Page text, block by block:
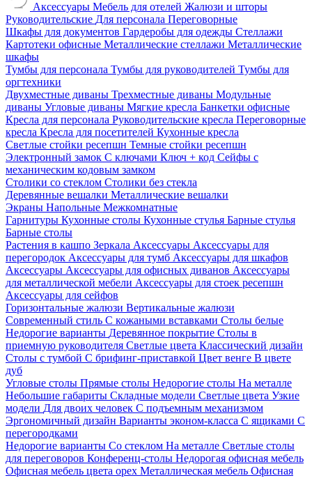
Аксессуары Мебель для отелей Жалюзи и шторы
Руководительские Для персонала Переговорные
Шкафы для документов Гардеробы для одежды Стеллажи
Картотеки офисные Металлические стеллажи Металлические
шкафы
Тумбы для персонала Тумбы для руководителей Тумбы для
оргтехники
Двухместные диваны Трехместные диваны Модульные
диваны Угловые диваны Мягкие кресла Банкетки офисные
Кресла для персонала Руководительские кресла Переговорные
кресла Кресла для посетителей Кухонные кресла
Светлые стойки ресепшн Темные стойки ресепшн
Электронный замок С ключами Ключ + код Сейфы с
механическим кодовым замком
Столики со стеклом Столики без стекла
Деревянные вешалки Металлические вешалки
Экраны Напольные Межкомнатные
Гарнитуры Кухонные столы Кухонные стулья Барные стулья
Барные столы
Растения в кашпо Зеркала Аксессуары Аксессуары для
перегородок Аксессуары для тумб Аксессуары для шкафов
Аксессуары Аксессуары для офисных диванов Аксессуары
для металлической мебели Аксессуары для стоек ресепшн
Аксессуары для сейфов
Горизонтальные жалюзи Вертикальные жалюзи
Современный стиль С кожаными вставками Столы белые
Недорогие варианты Деревянное покрытие Столы в
приемную руководителя Светлые цвета Классический дизайн
Столы с тумбой С брифинг-приставкой Цвет венге В цвете
дуб
Угловые столы Прямые столы Недорогие столы На металле
Небольшие габариты Складные модели Светлые цвета Узкие
модели Для двоих человек С подъемным механизмом
Эргономичный дизайн Варианты эконом-класса С ящиками С
перегородками
Недорогие варианты Со стеклом На металле Светлые столы
для переговоров Конференц-столы Недорогая офисная мебель
Офисная мебель цвета орех Металлическая мебель Офисная